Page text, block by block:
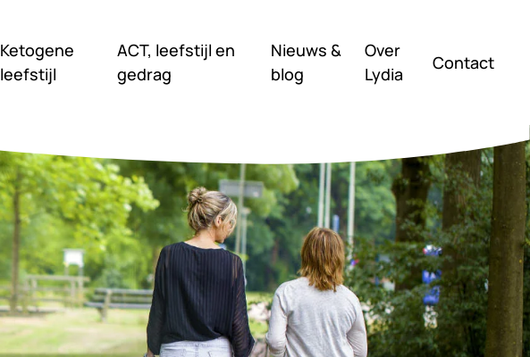
Ketogene
leefstijl
ACT, leefstijl en
gedrag
Nieuws &
blog
Over
Lydia
Contact